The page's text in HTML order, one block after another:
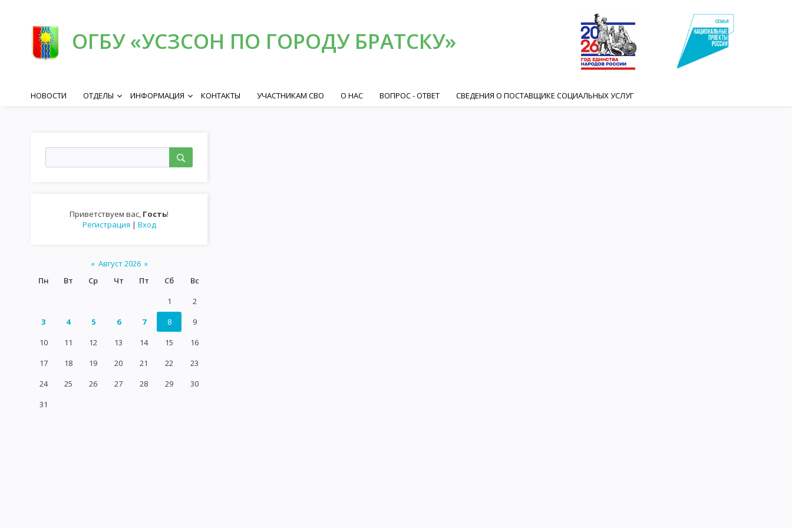
ОГБУ «УСЗСОН ПО ГОРОДУ БРАТСКУ»
НОВОСТИ ОТДЕЛЫ keyboard_arrow_down ИНФОРМАЦИЯ keyboard_arrow_down КОНТАКТЫ УЧАСТНИКАМ СВО О НАС ВОПРОС - ОТВЕТ СВЕДЕНИЯ О ПОСТАВЩИКЕ СОЦИАЛЬНЫХ УСЛУГ
Приветствуем вас, Гость!
Регистрация | Вход
« Август 2026 »
Пн
Вт Ср Чт Пт Сб
Вс
1
2
3
4 5 6 7 8
9
10
11 12 13 14 15
16
17
18 19 20 21 22
23
24
25 26 27 28 29
30
31